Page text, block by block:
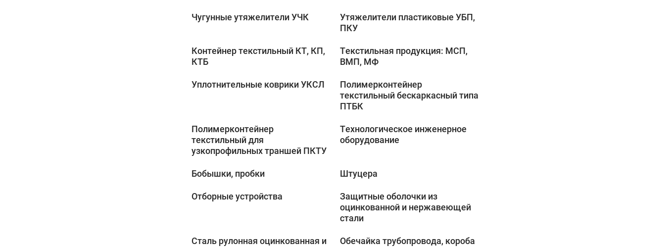
Чугунные утяжелители УЧК
Утяжелители пластиковые УБП,
ПКУ
Контейнер текстильный КТ, КП,
КТБ
Текстильная продукция: МСП,
ВМП, МФ
Уплотнительные коврики УКСЛ
Полимерконтейнер
текстильный бескаркасный типа
ПТБК
Полимерконтейнер
текстильный для
узкопрофильных траншей ПКТУ
Технологическое инженерное
оборудование
Бобышки, пробки Штуцера
Отборные устройства
Защитные оболочки из
оцинкованной и нержавеющей
стали
Сталь рулонная оцинкованная и
Обечайка трубопровода, короба